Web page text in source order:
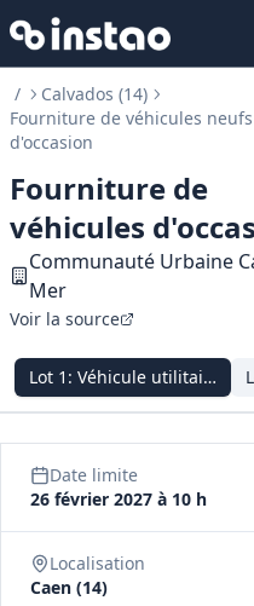
/
Calvados (14)
Fourniture de véhicules
d'occasion
Fourniture de
véhicules
Communauté Urbaine
Mer
Voir la source
Lot 1 : Véhicule utilitaire
Date limite
26 février 2027 à 10 h
Localisation
Caen (14)